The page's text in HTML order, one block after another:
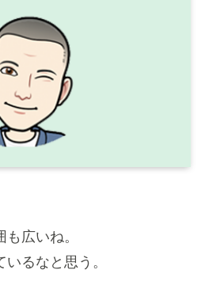
広いね。
るなと思う。